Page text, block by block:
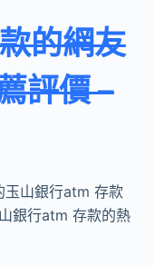
的網友
評價 –
玉山銀行atm 存款
銀行atm 存款的熱